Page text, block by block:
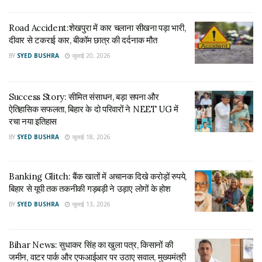
पुलिस टीम पर तानी थी पिस्टल
रिपोर्ट्स के अनुसार, जब पुलिस मंगलवार को उसके घर पहुंची, तो उसने
परिवार के कुछ लोगों ने उसे समझाने की कोशिश की। इसका एक वीडियो भी
सामने आया है, जिसमें युवक खाट पर बैठा हुआ दिखाई देता है और उसके हाथ
में पिस्टल नजर आती है। पुलिस का कहना है कि युवक पिछले कुछ समय से
मानसिक परेशानी से गुजर रहा था। हालांकि, उसके पास मौजूद हथियार
बुधवार को चला हाईवोल्टेज ड्रामा
युवक रुक-रुक कर फायरिंग कर रहा था, जिससे आसपास के लोगों की सुरक्षा
Road Accident:शेखपुरा में कार चलाना सीखना पड़ा भारी,
दीवार से टकराई कार, बीकॉम छात्र की दर्दनाक मौत
BY SYED BUSHRA जुलाई 20, 2026
Success Story: सीमित संसाधन, बड़ा सपना और
ऐतिहासिक सफलता, बिहार के दो परिवारों ने NEET UG में
रचा नया इतिहास
BY SYED BUSHRA जुलाई 18, 2026
Banking Glitch: बैंक खातों में अचानक दिखे करोड़ों रुपये,
बिहार से यूपी तक तकनीकी गड़बड़ी ने उड़ाए लोगों के होश
BY SYED BUSHRA जुलाई 13, 2026
Bihar News: सुधाकर सिंह का खुला पत्र, किसानों की
जमीन, वाटर पार्क और एफआईआर पर उठाए सवाल, मुख्यमंत्री